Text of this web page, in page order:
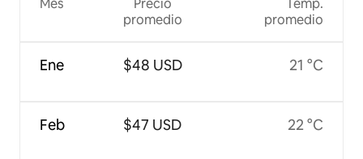
Ene
Feb
promedio
$48 USD
$47 USD
promedio
21 °C
22 °C